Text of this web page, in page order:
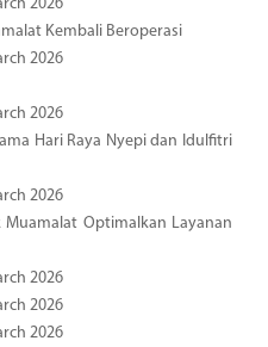
2026
Kembali Beroperasi
2026
2026
Hari Raya Nyepi dan Idulfitri
2026
Optimalkan Layanan
2026
2026
2026